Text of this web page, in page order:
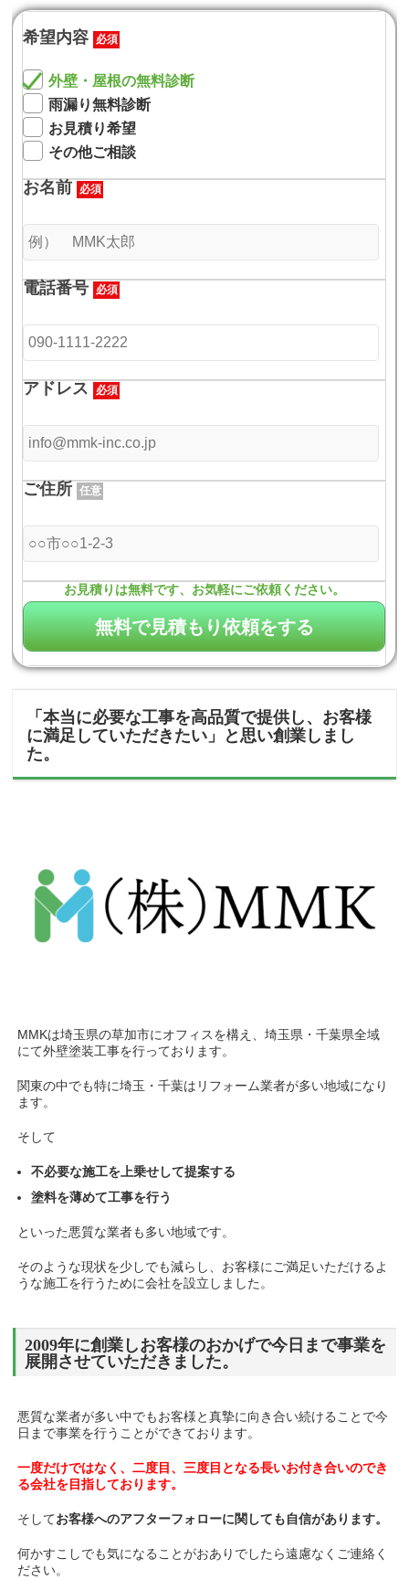
希望内容 必須
外壁・屋根の無料診断
雨漏り無料診断
お見積り希望
その他ご相談
お名前 必須
電話番号 必須
アドレス 必須
ご住所 任意
お見積りは無料です、お気軽にご依頼ください。
「本当に必要な工事を高品質で提供し、お客様
に満足していただきたい」と思い創業しまし
た。
MMKは埼玉県の草加市にオフィスを構え、埼玉県・千葉県全域
にて外壁塗装工事を行っております。
関東の中でも特に埼玉・千葉はリフォーム業者が多い地域になり
ます。
そして
不必要な施工を上乗せして提案する
塗料を薄めて工事を行う
といった悪質な業者も多い地域です。
そのような現状を少しでも減らし、お客様にご満足いただけるよ
うな施工を行うために会社を設立しました。
2009年に創業しお客様のおかげで今日まで事業を
展開させていただきました。
悪質な業者が多い中でもお客様と真摯に向き合い続けることで今
日まで事業を行うことができております。
一度だけではなく、二度目、三度目となる長いお付き合いのでき
る会社を目指しております。
そしてお客様へのアフターフォローに関しても自信があります。
何かすこしでも気になることがおありでしたら遠慮なくご連絡く
ださい。